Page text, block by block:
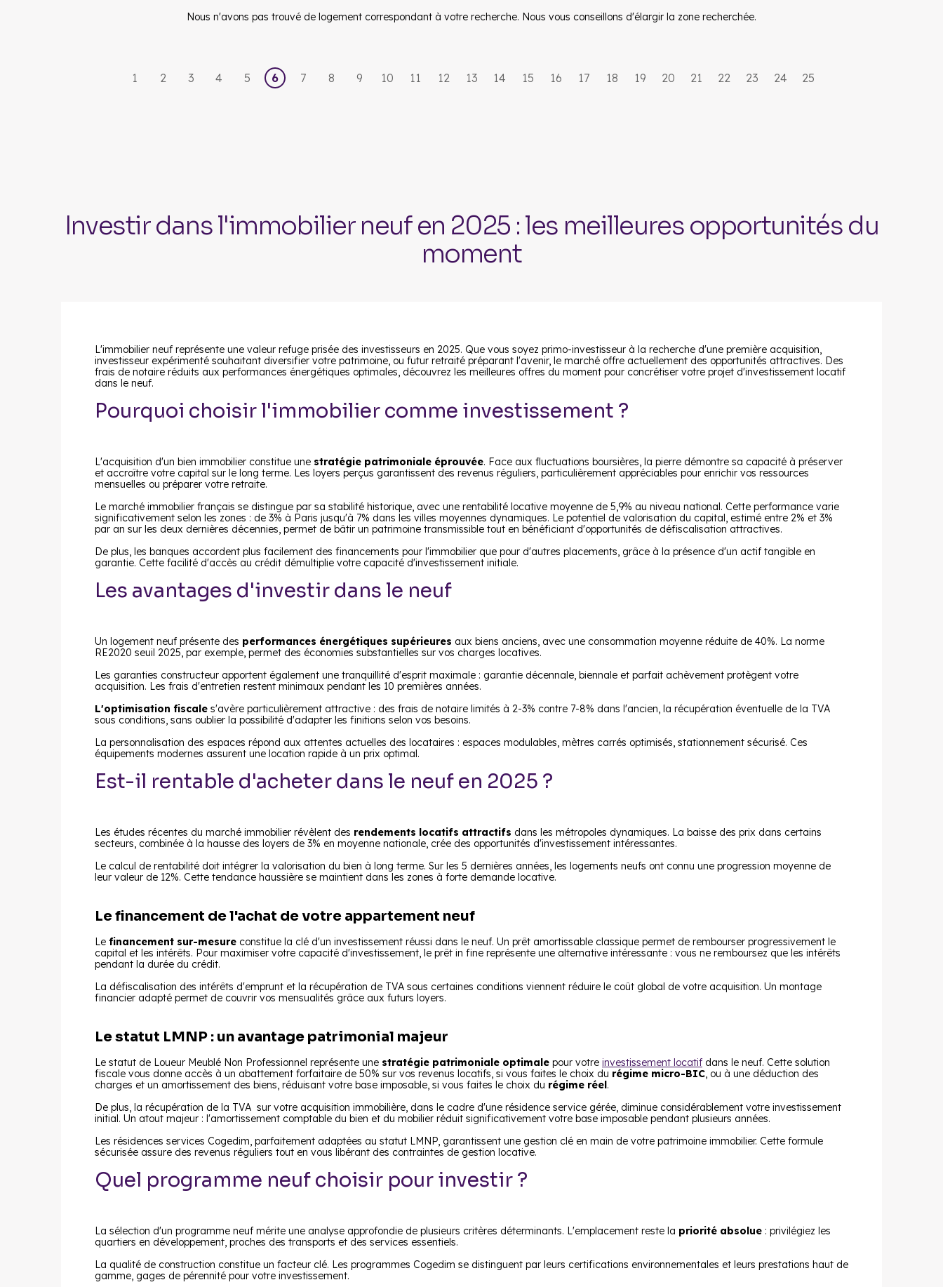
Nous n'avons pas trouvé de logement correspondant à votre recherche. Nous vous conseillons d'élargir la zone recherchée.
1 2 3 4 5 6 7 8 9 10 11 12 13 14 15 16 17 18 19 20 21 22 23 24 25
Investir dans l'immobilier neuf en 2025 : les meilleures opportunités du
moment
L'immobilier neuf représente une valeur refuge prisée des investisseurs en 2025. Que vous soyez primo-investisseur à la recherche d'une première acquisition,
investisseur expérimenté souhaitant diversifier votre patrimoine, ou futur retraité préparant l'avenir, le marché offre actuellement des opportunités attractives. Des
frais de notaire réduits aux performances énergétiques optimales, découvrez les meilleures offres du moment pour concrétiser votre projet d'investissement locatif
dans le neuf.
Pourquoi choisir l'immobilier comme investissement ?
L'acquisition d'un bien immobilier constitue une stratégie patrimoniale éprouvée. Face aux fluctuations boursières, la pierre démontre sa capacité à préserver
et accroître votre capital sur le long terme. Les loyers perçus garantissent des revenus réguliers, particulièrement appréciables pour enrichir vos ressources
mensuelles ou préparer votre retraite.
Le marché immobilier français se distingue par sa stabilité historique, avec une rentabilité locative moyenne de 5,9% au niveau national. Cette performance varie
significativement selon les zones : de 3% à Paris jusqu'à 7% dans les villes moyennes dynamiques. Le potentiel de valorisation du capital, estimé entre 2% et 3%
par an sur les deux dernières décennies, permet de bâtir un patrimoine transmissible tout en bénéficiant d'opportunités de défiscalisation attractives.
De plus, les banques accordent plus facilement des financements pour l'immobilier que pour d'autres placements, grâce à la présence d'un actif tangible en
garantie. Cette facilité d'accès au crédit démultiplie votre capacité d'investissement initiale.
Les avantages d'investir dans le neuf
Un logement neuf présente des performances énergétiques supérieures aux biens anciens, avec une consommation moyenne réduite de 40%. La norme
RE2020 seuil 2025, par exemple, permet des économies substantielles sur vos charges locatives.
Les garanties constructeur apportent également une tranquillité d'esprit maximale : garantie décennale, biennale et parfait achèvement protègent votre
acquisition. Les frais d'entretien restent minimaux pendant les 10 premières années.
L'optimisation fiscale s'avère particulièrement attractive : des frais de notaire limités à 2-3% contre 7-8% dans l'ancien, la récupération éventuelle de la TVA
sous conditions, sans oublier la possibilité d'adapter les finitions selon vos besoins.
La personnalisation des espaces répond aux attentes actuelles des locataires : espaces modulables, mètres carrés optimisés, stationnement sécurisé. Ces
équipements modernes assurent une location rapide à un prix optimal.
Est-il rentable d'acheter dans le neuf en 2025 ?
Les études récentes du marché immobilier révèlent des rendements locatifs attractifs dans les métropoles dynamiques. La baisse des prix dans certains
secteurs, combinée à la hausse des loyers de 3% en moyenne nationale, crée des opportunités d'investissement intéressantes.
Le calcul de rentabilité doit intégrer la valorisation du bien à long terme. Sur les 5 dernières années, les logements neufs ont connu une progression moyenne de
leur valeur de 12%. Cette tendance haussière se maintient dans les zones à forte demande locative.
Le financement de l'achat de votre appartement neuf
Le financement sur-mesure constitue la clé d'un investissement réussi dans le neuf. Un prêt amortissable classique permet de rembourser progressivement le
capital et les intérêts. Pour maximiser votre capacité d'investissement, le prêt in fine représente une alternative intéressante : vous ne remboursez que les intérêts
pendant la durée du crédit.
La défiscalisation des intérêts d'emprunt et la récupération de TVA sous certaines conditions viennent réduire le coût global de votre acquisition. Un montage
financier adapté permet de couvrir vos mensualités grâce aux futurs loyers.
Le statut LMNP : un avantage patrimonial majeur
Le statut de Loueur Meublé Non Professionnel représente une stratégie patrimoniale optimale pour votre investissement locatif dans le neuf. Cette solution
fiscale vous donne accès à un abattement forfaitaire de 50% sur vos revenus locatifs, si vous faites le choix du régime micro-BIC, ou à une déduction des
charges et un amortissement des biens, réduisant votre base imposable, si vous faites le choix du régime réel.
De plus, la récupération de la TVA sur votre acquisition immobilière, dans le cadre d'une résidence service gérée, diminue considérablement votre investissement
initial. Un atout majeur : l'amortissement comptable du bien et du mobilier réduit significativement votre base imposable pendant plusieurs années.
Les résidences services Cogedim, parfaitement adaptées au statut LMNP, garantissent une gestion clé en main de votre patrimoine immobilier. Cette formule
sécurisée assure des revenus réguliers tout en vous libérant des contraintes de gestion locative.
Quel programme neuf choisir pour investir ?
La sélection d'un programme neuf mérite une analyse approfondie de plusieurs critères déterminants. L'emplacement reste la priorité absolue : privilégiez les
quartiers en développement, proches des transports et des services essentiels.
La qualité de construction constitue un facteur clé. Les programmes Cogedim se distinguent par leurs certifications environnementales et leurs prestations haut de
gamme, gages de pérennité pour votre investissement.